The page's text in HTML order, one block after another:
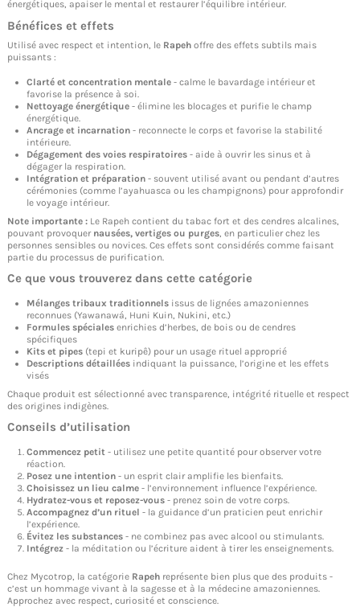
énergétiques, apaiser le mental et restaurer l’équilibre intérieur.
Bénéfices et effets
Utilisé avec respect et intention, le Rapeh offre des effets subtils mais
puissants :
Clarté et concentration mentale - calme le bavardage intérieur et
favorise la présence à soi.
Nettoyage énergétique - élimine les blocages et purifie le champ
énergétique.
Ancrage et incarnation - reconnecte le corps et favorise la stabilité
intérieure.
Dégagement des voies respiratoires - aide à ouvrir les sinus et à
dégager la respiration.
Intégration et préparation - souvent utilisé avant ou pendant d’autres
cérémonies (comme l’ayahuasca ou les champignons) pour approfondir
le voyage intérieur.
Note importante : Le Rapeh contient du tabac fort et des cendres alcalines,
pouvant provoquer nausées, vertiges ou purges , en particulier chez les
personnes sensibles ou novices. Ces effets sont considérés comme faisant
partie du processus de purification.
Ce que vous trouverez dans cette catégorie
Mélanges tribaux traditionnels issus de lignées amazoniennes
reconnues (Yawanawá, Huni Kuin, Nukini, etc.)
Formules spéciales enrichies d’herbes, de bois ou de cendres
spécifiques
Kits et pipes (tepi et kuripê) pour un usage rituel approprié
Descriptions détaillées indiquant la puissance, l’origine et les effets
visés
Chaque produit est sélectionné avec transparence, intégrité rituelle et respect
des origines indigènes.
Conseils d’utilisation
Commencez petit - utilisez une petite quantité pour observer votre
réaction.
Posez une intention - un esprit clair amplifie les bienfaits.
Choisissez un lieu calme - l’environnement influence l’expérience.
Hydratez-vous et reposez-vous - prenez soin de votre corps.
Accompagnez d’un rituel - la guidance d’un praticien peut enrichir
l’expérience.
Évitez les substances - ne combinez pas avec alcool ou stimulants.
Intégrez - la méditation ou l’écriture aident à tirer les enseignements.
Chez Mycotrop, la catégorie Rapeh représente bien plus que des produits -
c’est un hommage vivant à la sagesse et à la médecine amazoniennes.
Approchez avec respect, curiosité et conscience.